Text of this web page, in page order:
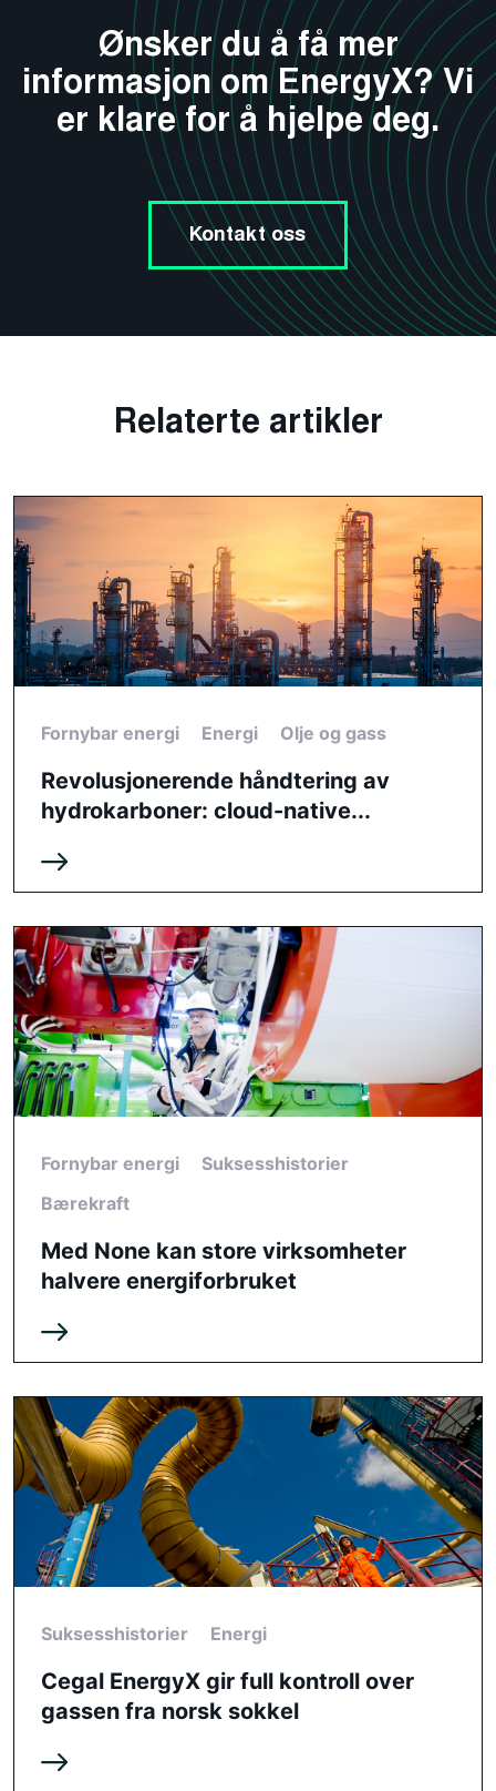
Kontakt oss
Ønsker du å få mer
informasjon om EnergyX? Vi
er klare for å hjelpe deg.
Relaterte artikler
Fornybar energi Energi Olje og gass
Revolusjonerende håndtering av
hydrokarboner: cloud-native...
Fornybar energi
Suksesshistorier
Bærekraft
Med None kan store virksomheter
halvere energiforbruket
Suksesshistorier Energi
Cegal EnergyX gir full kontroll over
gassen fra norsk sokkel